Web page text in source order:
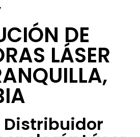
DE
LÁSER
Distribuidor